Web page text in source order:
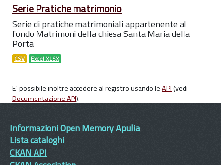
Serie Pratiche matrimonio
Serie di pratiche matrimoniali appartenente al
fondo Matrimoni della chiesa Santa Maria della
Porta
CSV Excel XLSX
E' possibile inoltre accedere al registro usando leAPI(vedi
Documentazione API).
Informazioni Open Memory Apulia
Lista cataloghi
CKAN API